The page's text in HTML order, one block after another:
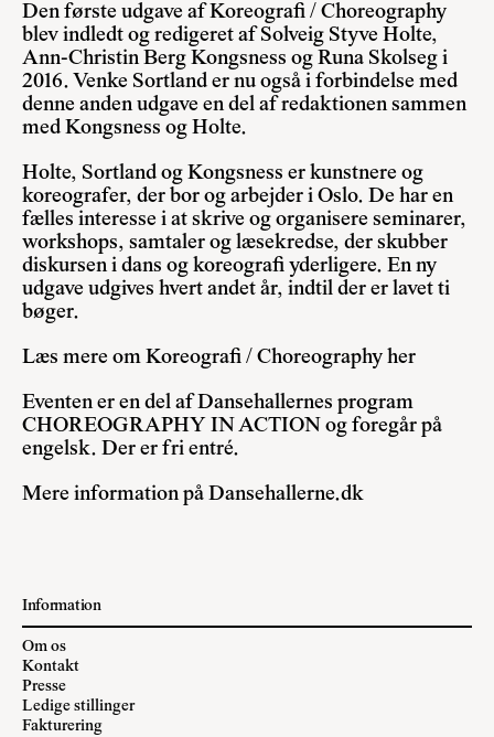
Den første udgave af Koreografi / Choreography
blev indledt og redigeret af Solveig Styve Holte,
Ann-Christin Berg Kongsness og Runa Skolseg i
2016. Venke Sortland er nu også i forbindelse med
denne anden udgave en del af redaktionen sammen
med Kongsness og Holte.
Holte, Sortland og Kongsness er kunstnere og
koreografer, der bor og arbejder i Oslo. De har en
fælles interesse i at skrive og organisere seminarer,
workshops, samtaler og læsekredse, der skubber
diskursen i dans og koreografi yderligere. En ny
udgave udgives hvert andet år, indtil der er lavet ti
bøger.
Læs mere om Koreografi / Choreography her
Eventen er en del af Dansehallernes program
CHOREOGRAPHY IN ACTION og foregår på
engelsk. Der er fri entré.
Mere information på Dansehallerne.dk
Information
Om os
Kontakt
Presse
Ledige stillinger
Fakturering